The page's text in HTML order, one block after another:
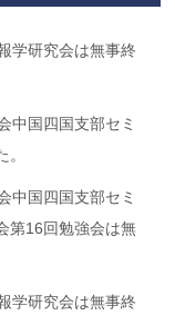
学研究会は無事終
中国四国支部セミ
中国四国支部セミ
第16回勉強会は無
学研究会は無事終